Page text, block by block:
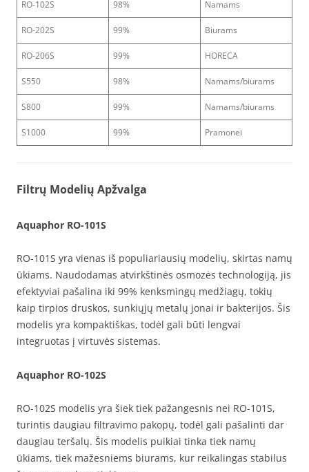
RO-102S 98% Namams
RO-202S 99% Biurams
RO-206S 99% HORECA
S550 98% Namams/biurams
S800 99% Namams/biurams
S1000 99% Pramonei
Filtrų Modelių Apžvalga
Aquaphor RO-101S
RO-101S yra vienas iš populiariausių modelių, skirtas namų
ūkiams. Naudodamas atvirkštinės osmozės technologiją, jis
efektyviai pašalina iki 99% kenksmingų medžiagų, tokių
kaip tirpios druskos, sunkiųjų metalų jonai ir bakterijos. Šis
modelis yra kompaktiškas, todėl gali būti lengvai
integruotas į virtuvės sistemas.
Aquaphor RO-102S
RO-102S modelis yra šiek tiek pažangesnis nei RO-101S,
turintis daugiau filtravimo pakopų, todėl gali pašalinti dar
daugiau teršalų. Šis modelis puikiai tinka tiek namų
ūkiams, tiek mažesniems biurams, kur reikalingas stabilus